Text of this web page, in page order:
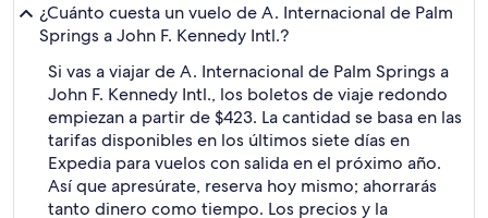
¿Cuánto cuesta un vuelo de A. Internacional de Palm
Springs a John F. Kennedy Intl.?
Si vas a viajar de A. Internacional de Palm Springs a
John F. Kennedy Intl., los boletos de viaje redondo
empiezan a partir de $423. La cantidad se basa en las
tarifas disponibles en los últimos siete días en
Expedia para vuelos con salida en el próximo año.
Así que apresúrate, reserva hoy mismo; ahorrarás
tanto dinero como tiempo. Los precios y la